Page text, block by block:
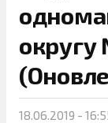
18.06.2019 -